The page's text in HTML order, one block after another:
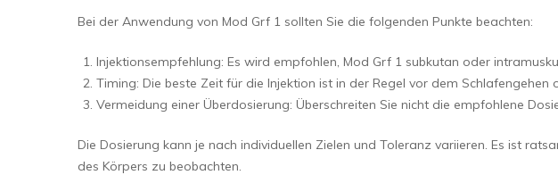
Bei der Anwendung von Mod Grf 1 sollten Sie die folgenden Punkte beachten:
Injektionsempfehlung: Es wird empfohlen, Mod Grf 1 subkutan oder
Timing: Die beste Zeit für die Injektion ist in der Regel vor dem Schlafengehen
Vermeidung einer Überdosierung: Überschreiten Sie nicht die empfohlene
Die Dosierung kann je nach individuellen Zielen und Toleranz variieren. Es ist
des Körpers zu beobachten.